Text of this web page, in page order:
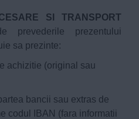
SI TRANSPORT
prevederile prezentului
sa prezinte:
achizitie (original sau
bancii sau extras de
codul IBAN (fara informatii